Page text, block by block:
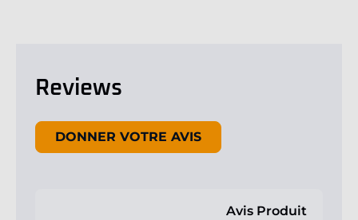
Reviews
DONNER VOTRE AVIS
Avis Produit
New content loaded